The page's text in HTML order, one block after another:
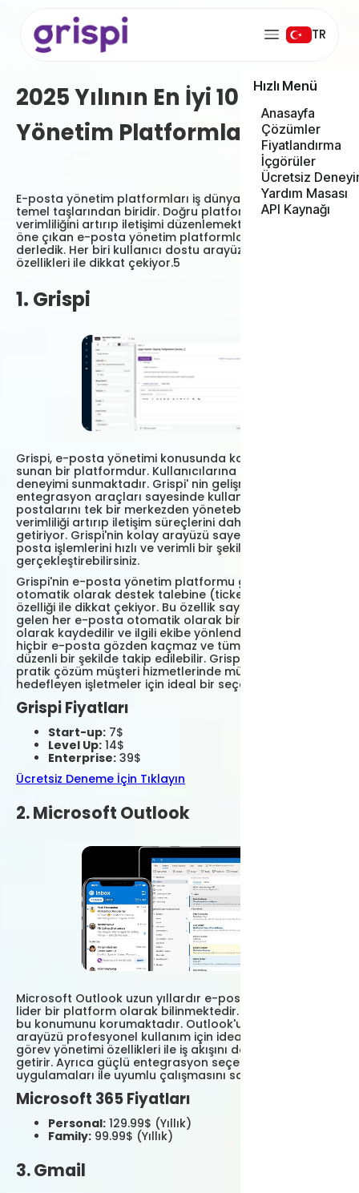
TR
Hızlı Menü
Anasayfa
Çözümler
Fiyatlandırma
İçgörüler
Ücretsiz
Yardım Masası
API Kaynağı
2025 Yılının En İyi 10 E-Posta
Yönetim Platformları
E-posta yönetim platformları iş dünyasında iletişimin
temel taşlarından biridir. Doğru platform seçimi iş
verimliliğini artırıp iletişimi düzenlemektedir. 2025 yılında
öne çıkan e-posta yönetim platformlarını sizler için
derledik. Her biri kullanıcı dostu arayüzleri ve güçlü
özellikleri ile dikkat çekiyor.5
1. Grispi
Grispi, e-posta yönetimi konusunda kapsamlı çözümler
sunan bir platformdur. Kullanıcılarına etkili bir e-posta
deneyimi sunmaktadır. Grispi' nin gelişmiş e-posta
entegrasyon araçları sayesinde kullanıcılar e-
postalarını tek bir merkezden yönetebilir. Bu durum
verimliliği artırıp iletişim süreçlerini daha düzenli hale
getiriyor. Grispi'nin kolay arayüzü sayesinde tüm e-
posta işlemlerini hızlı ve verimli bir şekilde
gerçekleştirebilirsiniz.
Grispi'nin e-posta yönetim platformu gelen e-postaları
otomatik olarak destek talebine (ticket) dönüştürme
özelliği ile dikkat çekiyor. Bu özellik sayesinde şirketinize
gelen her e-posta otomatik olarak bir destek talebi
olarak kaydedilir ve ilgili ekibe yönlendirilir. Böylece
hiçbir e-posta gözden kaçmaz ve tüm müşteri talepleri
düzenli bir şekilde takip edilebilir. Grispi'nin sunduğu bu
pratik çözüm müşteri hizmetlerinde mükemmelliği
hedefleyen işletmeler için ideal bir seçenektir.
Grispi Fiyatları
Start-up: 7$
Level Up: 14$
Enterprise: 39$
Ücretsiz Deneme İçin Tıklayın
2. Microsoft Outlook
Microsoft Outlook uzun yıllardır e-posta yönetiminde
lider bir platform olarak bilinmektedir. 2025 yılında da
bu konumunu korumaktadır. Outlook'un kullanıcı dostu
arayüzü profesyonel kullanım için idealdir. Takvim ve
görev yönetimi özellikleri ile iş akışını daha düzenli hale
getirir. Ayrıca güçlü entegrasyon seçenekleri, çeşitli iş
uygulamaları ile uyumlu çalışmasını sağlar.
Microsoft 365 Fiyatları
Personal: 129.99$ (Yıllık)
Family: 99.99$ (Yıllık)
3. Gmail